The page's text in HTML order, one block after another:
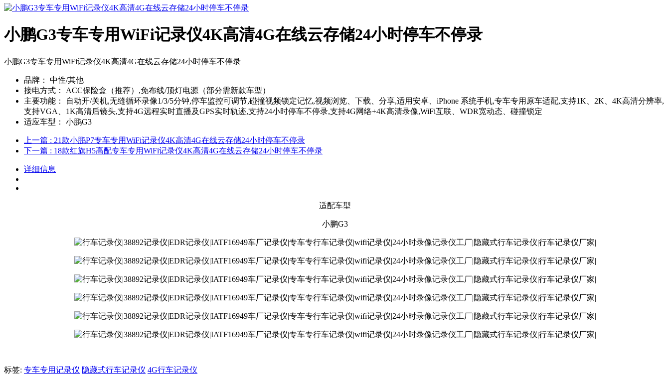
小鹏G3专车专用WiFi记录仪4K高清4G在线云存储24小时停车不停录
小鹏G3专车专用WiFi记录仪4K高清4G在线云存储24小时停车不停录
品牌：
中性/其他
接电方式：
ACC保险盒（推荐）,免布线/顶灯电源（部分需新款车型）
主要功能：
自动开/关机,无缝循环录像1/3/5分钟,停车监控可调节,碰撞视频锁定记忆,视频浏览、下载、分享,适用安卓、iPhone 系统手机,专车专用原车适配,支持1K、2K、4K高清分辨率,
支持VGA、1K高清后镜头,支持4G远程实时直播及GPS实时轨迹,支持24小时停车不停录,支持4G网络+4K高清录像,WiFi互联、WDR宽动态、碰撞锁定
适应车型：
小鹏G3
上一篇 : 21款小鹏P7专车专用WiFi记录仪4K高清4G在线云存储24小时停车不停录
下一篇 : 18款红旗H5高配专车专用WiFi记录仪4K高清4G在线云存储24小时停车不停录
详细信息
适配车型
小鹏G3
标签: 专车专用记录仪 隐藏式行车记录仪 4G行车记录仪